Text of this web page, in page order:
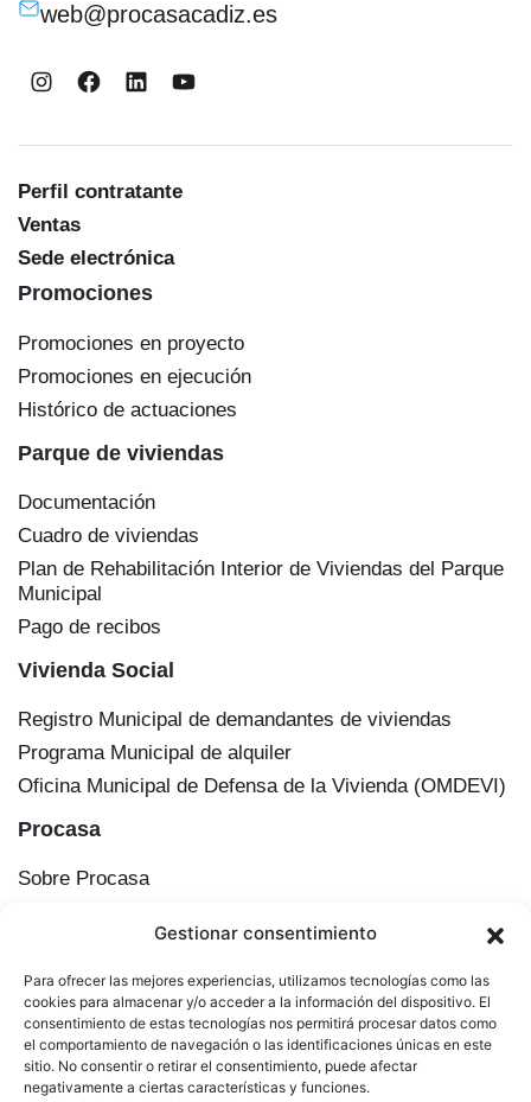
Gestionar consentimiento
Para ofrecer las mejores experiencias, utilizamos tecnologías como las
cookies para almacenar y/o acceder a la información del dispositivo. El
consentimiento de estas tecnologías nos permitirá procesar datos como
el comportamiento de navegación o las identificaciones únicas en este
sitio. No consentir o retirar el consentimiento, puede afectar
negativamente a ciertas características y funciones.
web@procasacadiz.es
Instagram
Facebook
LinkedInYouTube
Perfil contratante
Ventas
Sede electrónica
Promociones
Promociones en proyecto
Promociones en ejecución
Histórico de actuaciones
Parque de viviendas
Documentación
Cuadro de viviendas
Plan de Rehabilitación Interior de Viviendas del Parque
Municipal
Pago de recibos
Vivienda Social
Registro Municipal de demandantes de viviendas
Programa Municipal de alquiler
Oficina Municipal de Defensa de la Vivienda (OMDEVI)
Procasa
Sobre Procasa
Información corporativa
Órganos de administración
Plan Municipal de Vivienda y Suelo de Cádiz
Actualidad
Contacto